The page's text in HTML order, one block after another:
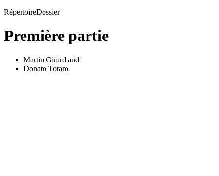
RépertoireDossier
Première partie
Martin Girard and
Donato Totaro